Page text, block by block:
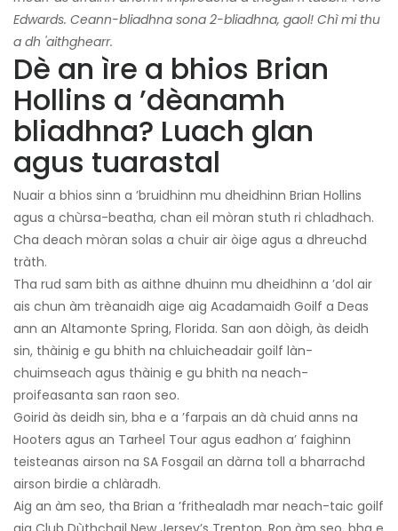
Edwards. Ceann-bliadhna sona 2-bliadhna, gaol! Chì mi thu
a dh 'aithghearr.
Dè an ìre a bhios Brian
Hollins a ’dèanamh
bliadhna? Luach glan
agus tuarastal
Nuair a bhios sinn a ’bruidhinn mu dheidhinn Brian Hollins
agus a chùrsa-beatha, chan eil mòran stuth ri chladhach.
Cha deach mòran solas a chuir air òige agus a dhreuchd
tràth.
Tha rud sam bith as aithne dhuinn mu dheidhinn a ’dol air
ais chun àm trèanaidh aige aig Acadamaidh Goilf a Deas
ann an Altamonte Spring, Florida. San aon dòigh, às deidh
sin, thàinig e gu bhith na chluicheadair goilf làn-
chuimseach agus thàinig e gu bhith na neach-
proifeasanta san raon seo.
Goirid às deidh sin, bha e a ’farpais an dà chuid anns na
Hooters agus an Tarheel Tour agus eadhon a’ faighinn
teisteanas airson na SA Fosgail an dàrna toll a bharrachd
airson birdie a chlàradh.
Aig an àm seo, tha Brian a ’frithealadh mar neach-taic goilf